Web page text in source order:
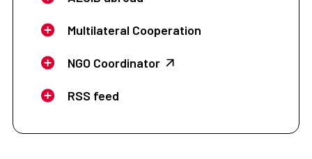
Multilateral Cooperation
NGO Coordinator
RSS feed